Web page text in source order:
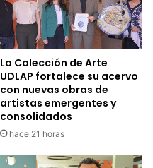
La Colección de Arte
UDLAP fortalece su acervo
con nuevas obras de
artistas emergentes y
consolidados
hace 21 horas